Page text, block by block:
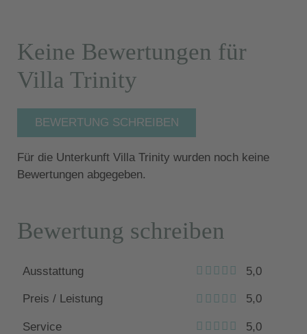
Keine Bewertungen für
Villa Trinity
BEWERTUNG SCHREIBEN
Für die Unterkunft Villa Trinity wurden noch keine
Bewertungen abgegeben.
Bewertung schreiben
Ausstattung 5,0
Preis / Leistung 5,0
Service 5,0